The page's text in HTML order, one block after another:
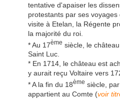
tentative d'apaiser les
protestants par ses
visite à Etelan, la Régente
la majorité du roi.
* Au 17ème siècle, le
Saint Luc.
* En 1714, le château est
y aurait reçu Voltaire vers
* A la fin du 18ème siècle,
appartient au Comte (voir